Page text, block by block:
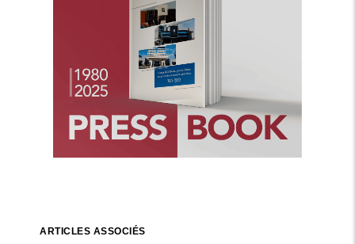
ARTICLES ASSOCIÉS